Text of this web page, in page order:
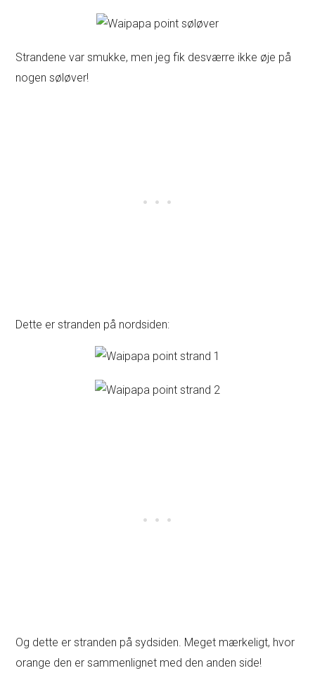
Strandene var smukke, men jeg fik desværre ikke øje på
nogen søløver!
Dette er stranden på nordsiden:
Og dette er stranden på sydsiden. Meget mærkeligt, hvor
orange den er sammenlignet med den anden side!